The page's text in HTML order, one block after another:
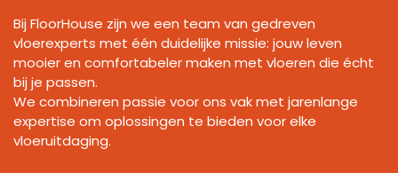
Bij FloorHouse zijn we een team van gedreven
vloerexperts met één duidelijke missie: jouw leven
mooier en comfortabeler maken met vloeren die écht
bij je passen.
We combineren passie voor ons vak met jarenlange
expertise om oplossingen te bieden voor elke
vloeruitdaging.